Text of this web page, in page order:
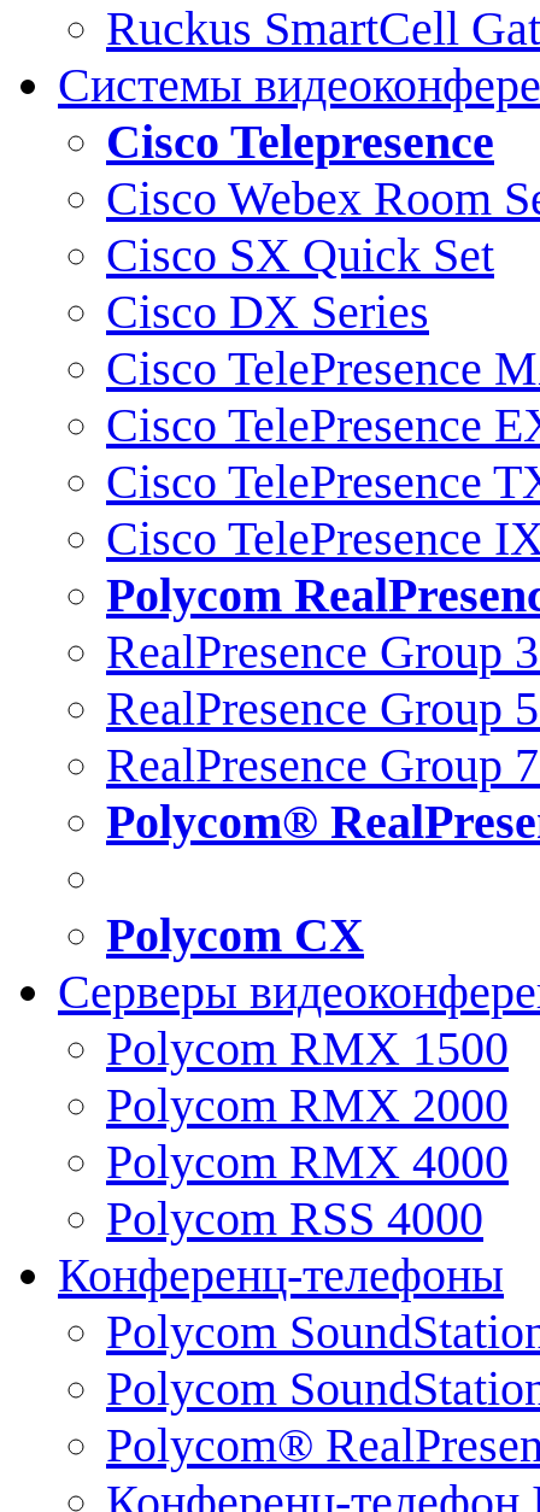
Ruckus SmartCell
Системы
Cisco Telepresence
Cisco Webex Room
Cisco SX Quick Set
Cisco DX Series
Cisco TelePresence
Cisco TelePresence
Cisco TelePresence
Cisco TelePresence
Polycom
RealPresence Group
RealPresence Group
RealPresence Group
Polycom®
Polycom CX
Серверы
Polycom RMX 1500
Polycom RMX 2000
Polycom RMX 4000
Polycom RSS 4000
Конференц-телефоны
Polycom
Polycom
Polycom®